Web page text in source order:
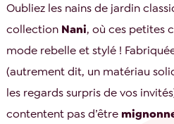
Oubliez les nains de jardin
collection Nani, où ces petites
mode rebelle et stylé !
(autrement dit, un matériau
les regards surpris de vos
contentent pas d’être